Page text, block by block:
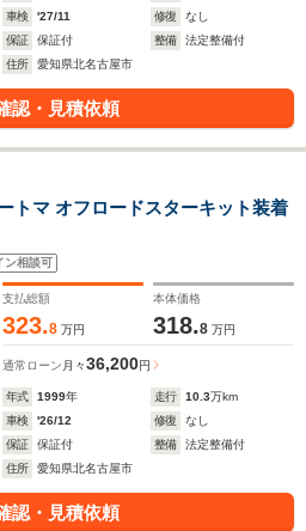
車検
'27/11 修復
なし
保証
保証付 整備
法定整備付
住所
愛知県北名古屋市
認・見積依頼
マ オフロードスターキット装着
ン相談可
支払総額
323.8 万円
本体価格
318.8 万円
通常ローン 月々36,200円
年式 1999年 走行 10.3万km
車検
'26/12 修復
なし
保証
保証付 整備
法定整備付
住所
愛知県北名古屋市
認・見積依頼